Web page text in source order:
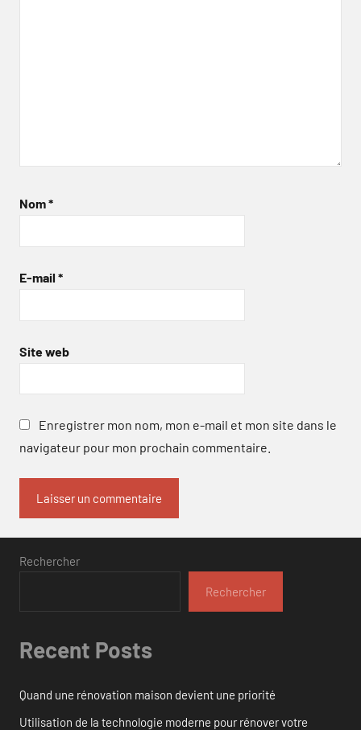
Nom*
E-mail *
Site web
Enregistrer mon nom, mon e-mail et mon site dans le
navigateur pour mon prochain commentaire.
Rechercher
Rechercher
Recent Posts
Quand une rénovation maison devient une priorité
Utilisation de la technologie moderne pour rénover votre